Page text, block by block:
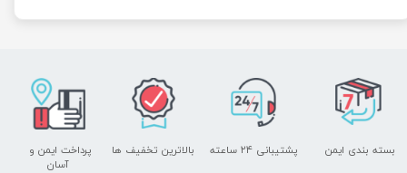
پشتیبانی ۲۴ ساعته
پرداخت ایمن و ​​​​​​​
آسان
بسته بندی ایمن بالاترین تخفیف ها